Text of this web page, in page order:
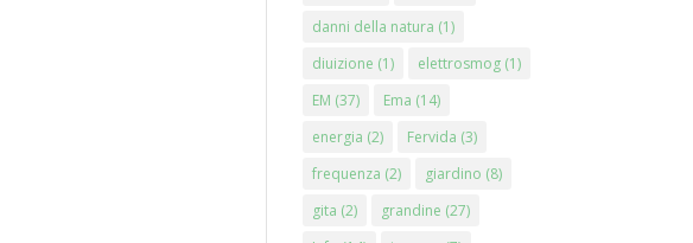
danni della natura (1)
diuizione (1) elettrosmog (1)
EM (37) Ema (14)
energia (2) Fervida (3)
frequenza (2) giardino (8)
gita (2) grandine (27)